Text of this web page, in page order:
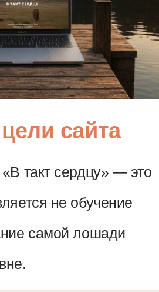
сайта
такт сердцу» — это
не обучение
самой лошади